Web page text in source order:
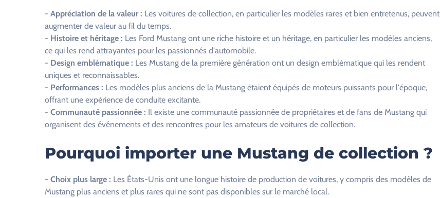
a
s
s
e
r
c
e
c
h
m
v
i
- Appréciation de la valeur : Les voitures de collection, en particulier les modèles rares et bien entretenus, peuvent
augmenter de valeur au fil du temps.
- Histoire et héritage : Les Ford Mustang ont une riche histoire et un héritage, en particulier les modèles anciens,
ce qui les rend attrayantes pour les passionnés d'automobile.
- Design emblématique : Les Mustang de la première génération ont un design emblématique qui les rendent
uniques et reconnaissables.
- Performances : Les modèles plus anciens de la Mustang étaient équipés de moteurs puissants pour l'époque,
offrant une expérience de conduite excitante.
- Communauté passionnée : Il existe une communauté passionnée de propriétaires et de fans de Mustang qui
organisent des événements et des rencontres pour les amateurs de voitures de collection.
Pourquoi importer une Mustang de collection ?
- Choix plus large : Les États-Unis ont une longue histoire de production de voitures, y compris des modèles de
Mustang plus anciens et plus rares qui ne sont pas disponibles sur le marché local.